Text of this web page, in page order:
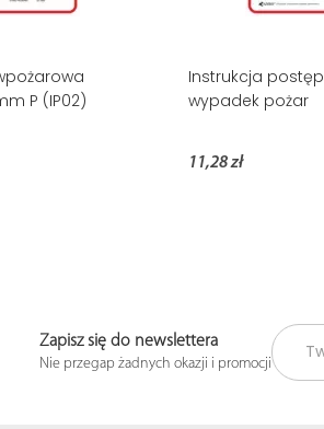
P (IP02)
Instrukcja
wypadek pożar
11,28 zł
Zapisz się do newslettera
Nie przegap żadnych okazji i promocji